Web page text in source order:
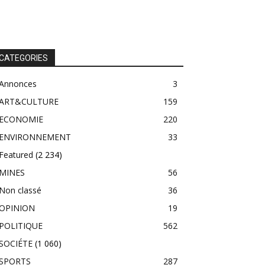
3
159
220
33
(2 234)
56
classé
36
19
562
(1 060)
287